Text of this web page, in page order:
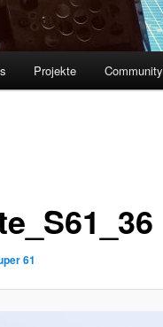
Projekte Community
61